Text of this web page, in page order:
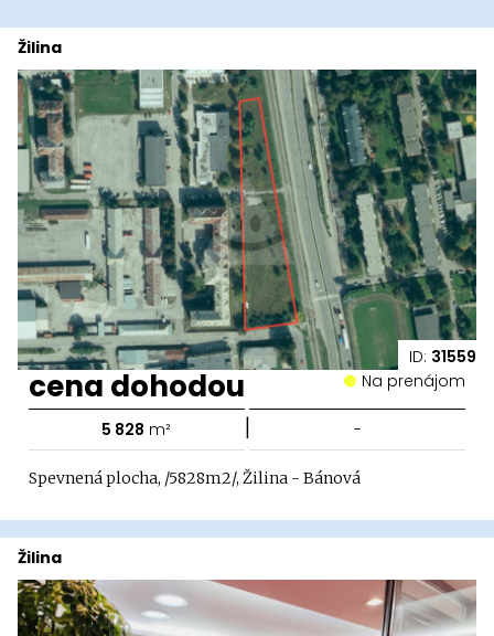
ID: 31559
Žilina
cena dohodou Na prenájom
5 828 m² | -
Spevnená plocha, /5828m2/, Žilina - Bánová
Žilina